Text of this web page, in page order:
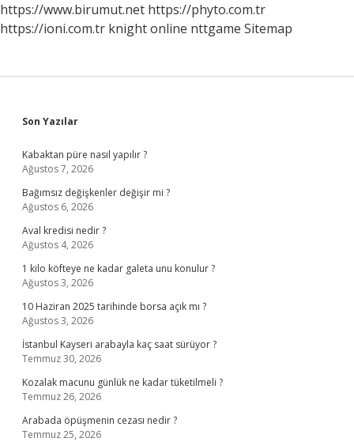
https://www.birumut.net https://phyto.com.tr
https://ioni.com.tr knight online nttgame Sitemap
Sidebar
Son Yazılar
Kabaktan püre nasıl yapılır ?
Ağustos 7, 2026
Bağımsız değişkenler değişir mi ?
Ağustos 6, 2026
Aval kredisi nedir ?
Ağustos 4, 2026
1 kilo köfteye ne kadar galeta unu konulur ?
Ağustos 3, 2026
10 Haziran 2025 tarihinde borsa açık mı ?
Ağustos 3, 2026
İstanbul Kayseri arabayla kaç saat sürüyor ?
Temmuz 30, 2026
Kozalak macunu günlük ne kadar tüketilmeli ?
Temmuz 26, 2026
Arabada öpüşmenin cezası nedir ?
Temmuz 25, 2026